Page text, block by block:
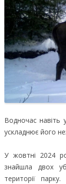
Водночас навіть
ускладнює його
У жовтні 2024
знайшла двох
території